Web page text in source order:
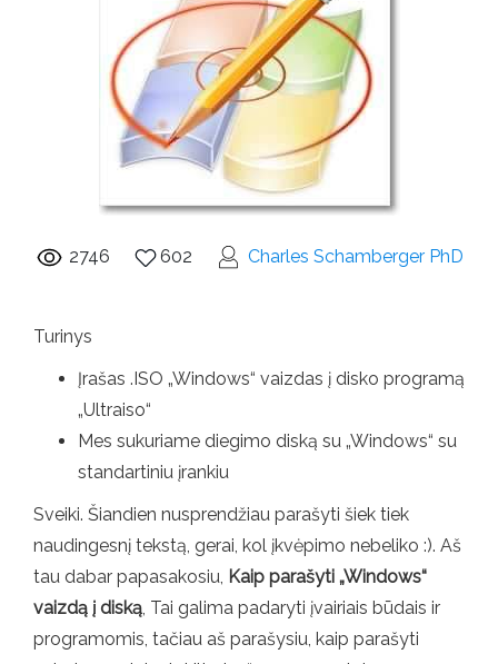
2746 602 Charles Schamberger PhD
Turinys
Įrašas .ISO „Windows“ vaizdas į disko programą
„Ultraiso“
Mes sukuriame diegimo diską su „Windows“ su
standartiniu įrankiu
Sveiki. Šiandien nusprendžiau parašyti šiek tiek
naudingesnį tekstą, gerai, kol įkvėpimo nebeliko :). Aš
tau dabar papasakosiu, Kaip parašyti „Windows“
vaizdą į diską, Tai galima padaryti įvairiais būdais ir
programomis, tačiau aš parašysiu, kaip parašyti